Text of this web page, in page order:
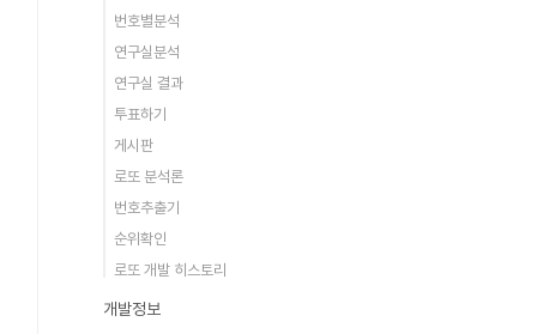
번호별분석
연구실분석
연구실 결과
투표하기
게시판
로또 분석론
번호추출기
순위확인
로또 개발 히스토리
개발정보